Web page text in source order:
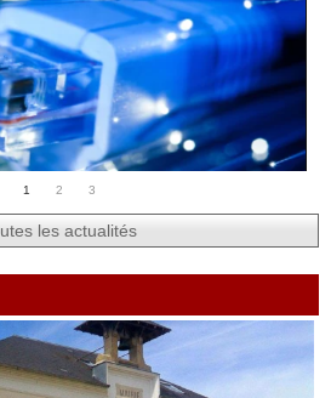
roue libre
! Cet été, notre commune a le plaisir d’accueillir le
Derrière ce nom se cache un véritable camion-
salle de projection, qui sillonne l’Île-de-France pour
pour tous les âges autour de la thématique
le CinéMo, ce n’est pas seulement des […]
cuivre, le passage à la fibre devient un enjeu
et petites entreprises.
1 2 3
les actualités